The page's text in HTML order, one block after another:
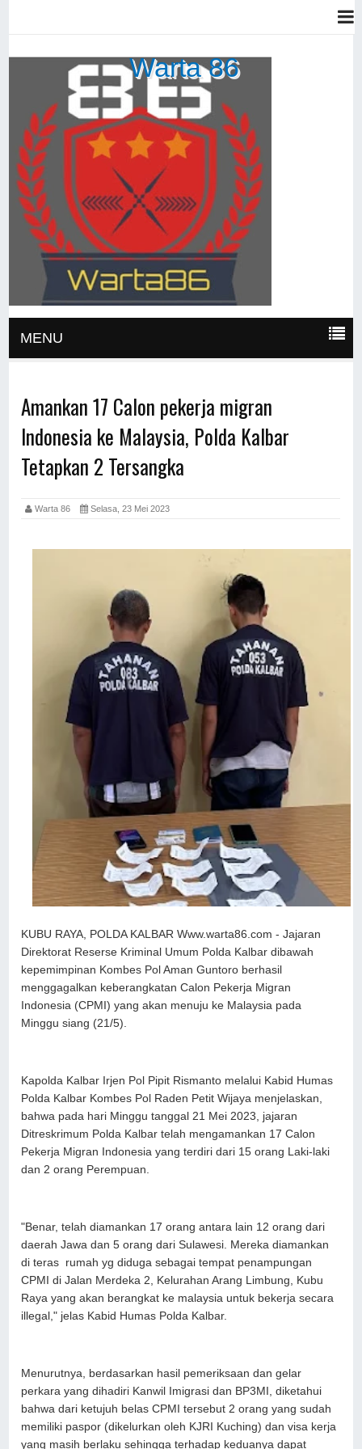
Warta 86
MENU
Amankan 17 Calon pekerja migran
Indonesia ke Malaysia, Polda Kalbar
Tetapkan 2 Tersangka
Warta 86 Selasa, 23 Mei 2023
KUBU RAYA, POLDA KALBAR Www.warta86.com - Jajaran
Direktorat Reserse Kriminal Umum Polda Kalbar dibawah
kepemimpinan Kombes Pol Aman Guntoro berhasil
menggagalkan keberangkatan Calon Pekerja Migran
Indonesia (CPMI) yang akan menuju ke Malaysia pada
Minggu siang (21/5).
Kapolda Kalbar Irjen Pol Pipit Rismanto melalui Kabid Humas
Polda Kalbar Kombes Pol Raden Petit Wijaya menjelaskan,
bahwa pada hari Minggu tanggal 21 Mei 2023, jajaran
Ditreskrimum Polda Kalbar telah mengamankan 17 Calon
Pekerja Migran Indonesia yang terdiri dari 15 orang Laki-laki
dan 2 orang Perempuan.
"Benar, telah diamankan 17 orang antara lain 12 orang dari
daerah Jawa dan 5 orang dari Sulawesi. Mereka diamankan
di teras rumah yg diduga sebagai tempat penampungan
CPMI di Jalan Merdeka 2, Kelurahan Arang Limbung, Kubu
Raya yang akan berangkat ke malaysia untuk bekerja secara
illegal," jelas Kabid Humas Polda Kalbar.
Menurutnya, berdasarkan hasil pemeriksaan dan gelar
perkara yang dihadiri Kanwil Imigrasi dan BP3MI, diketahui
bahwa dari ketujuh belas CPMI tersebut 2 orang yang sudah
memiliki paspor (dikelurkan oleh KJRI Kuching) dan visa kerja
yang masih berlaku sehingga terhadap keduanya dapat